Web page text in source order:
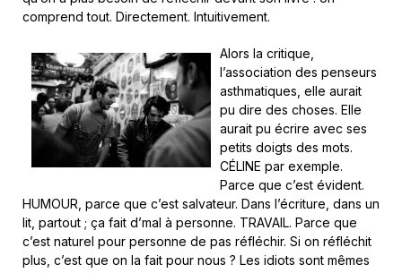
comprend tout. Directement. Intuitivement.
Alors la critique,
l’association des penseurs
asthmatiques, elle aurait
pu dire des choses. Elle
aurait pu écrire avec ses
petits doigts des mots.
CÉLINE par exemple.
Parce que c’est évident.
HUMOUR, parce que c’est salvateur. Dans l’écriture, dans un
lit, partout ; ça fait d’mal à personne. TRAVAIL. Parce que
c’est naturel pour personne de pas réfléchir. Si on réfléchit
plus, c’est que on la fait pour nous ? Les idiots sont mêmes